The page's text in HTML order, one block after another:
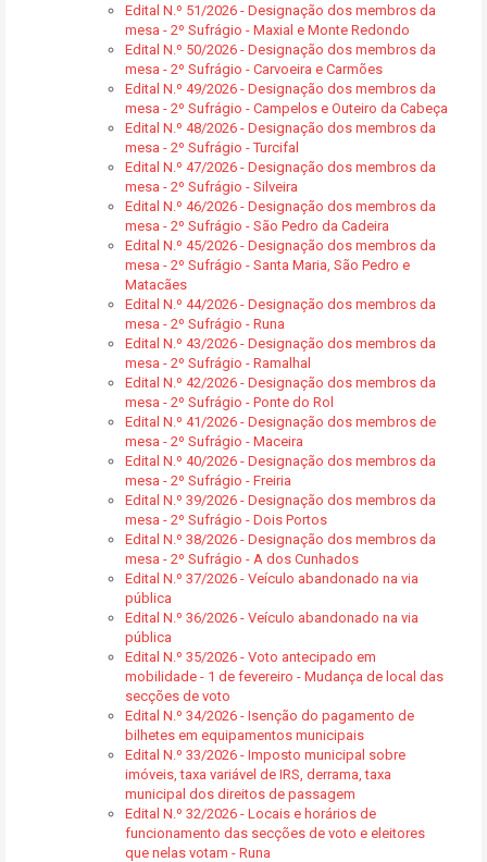
Edital N.º 51/2026 - Designação dos membros da
mesa - 2º Sufrágio - Maxial e Monte Redondo
Edital N.º 50/2026 - Designação dos membros da
mesa - 2º Sufrágio - Carvoeira e Carmões
Edital N.º 49/2026 - Designação dos membros da
mesa - 2º Sufrágio - Campelos e Outeiro da Cabeça
Edital N.º 48/2026 - Designação dos membros da
mesa - 2º Sufrágio - Turcifal
Edital N.º 47/2026 - Designação dos membros da
mesa - 2º Sufrágio - Silveira
Edital N.º 46/2026 - Designação dos membros da
mesa - 2º Sufrágio - São Pedro da Cadeira
Edital N.º 45/2026 - Designação dos membros da
mesa - 2º Sufrágio - Santa Maria, São Pedro e
Matacães
Edital N.º 44/2026 - Designação dos membros da
mesa - 2º Sufrágio - Runa
Edital N.º 43/2026 - Designação dos membros da
mesa - 2º Sufrágio - Ramalhal
Edital N.º 42/2026 - Designação dos membros da
mesa - 2º Sufrágio - Ponte do Rol
Edital N.º 41/2026 - Designação dos membros de
mesa - 2º Sufrágio - Maceira
Edital N.º 40/2026 - Designação dos membros da
mesa - 2º Sufrágio - Freiria
Edital N.º 39/2026 - Designação dos membros da
mesa - 2º Sufrágio - Dois Portos
Edital N.º 38/2026 - Designação dos membros da
mesa - 2º Sufrágio - A dos Cunhados
Edital N.º 37/2026 - Veículo abandonado na via
pública
Edital N.º 36/2026 - Veículo abandonado na via
pública
Edital N.º 35/2026 - Voto antecipado em
mobilidade - 1 de fevereiro - Mudança de local das
secções de voto
Edital N.º 34/2026 - Isenção do pagamento de
bilhetes em equipamentos municipais
Edital N.º 33/2026 - Imposto municipal sobre
imóveis, taxa variável de IRS, derrama, taxa
municipal dos direitos de passagem
Edital N.º 32/2026 - Locais e horários de
funcionamento das secções de voto e eleitores
que nelas votam - Runa